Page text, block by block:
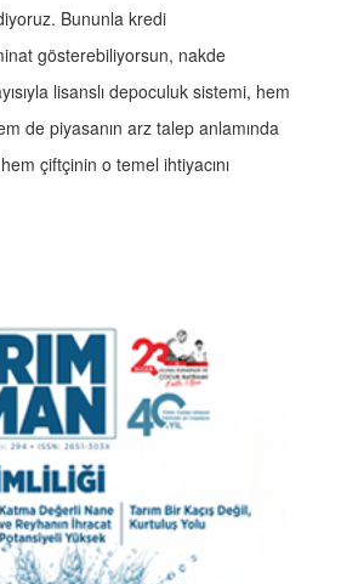
diyoruz. Bununla kredi
gösterebiliyorsun, nakde
lisanslı depoculuk sistemi, hem
de piyasanın arz talep anlamında
çiftçinin o temel ihtiyacını